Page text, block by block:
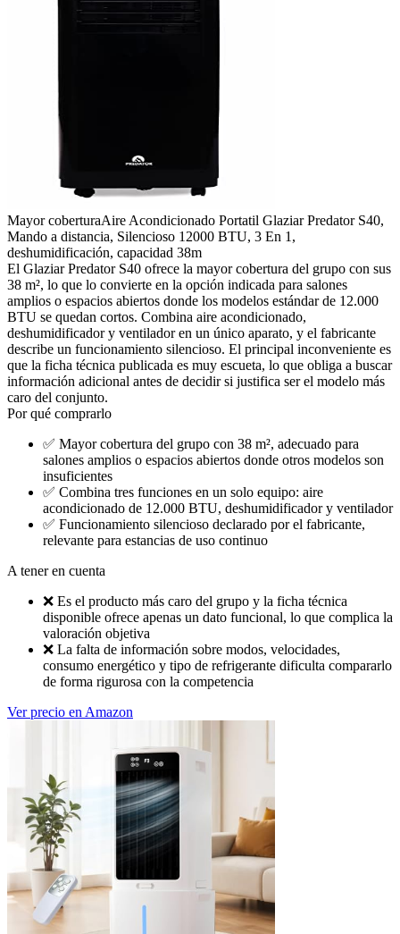
Mayor coberturaAire Acondicionado Portatil Glaziar Predator S40,
Mando a distancia, Silencioso 12000 BTU, 3 En 1,
deshumidificación, capacidad 38m
El Glaziar Predator S40 ofrece la mayor cobertura del grupo con sus
38 m², lo que lo convierte en la opción indicada para salones
amplios o espacios abiertos donde los modelos estándar de 12.000
BTU se quedan cortos. Combina aire acondicionado,
deshumidificador y ventilador en un único aparato, y el fabricante
describe un funcionamiento silencioso. El principal inconveniente es
que la ficha técnica publicada es muy escueta, lo que obliga a buscar
información adicional antes de decidir si justifica ser el modelo más
caro del conjunto.
Por qué comprarlo
✅ Mayor cobertura del grupo con 38 m², adecuado para
salones amplios o espacios abiertos donde otros modelos son
insuficientes
✅ Combina tres funciones en un solo equipo: aire
acondicionado de 12.000 BTU, deshumidificador y ventilador
✅ Funcionamiento silencioso declarado por el fabricante,
relevante para estancias de uso continuo
A tener en cuenta
❌ Es el producto más caro del grupo y la ficha técnica
disponible ofrece apenas un dato funcional, lo que complica la
valoración objetiva
❌ La falta de información sobre modos, velocidades,
consumo energético y tipo de refrigerante dificulta compararlo
de forma rigurosa con la competencia
Ver precio en Amazon